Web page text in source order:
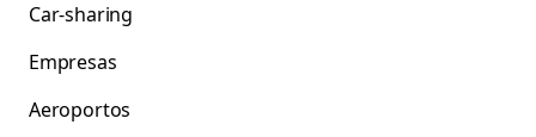
Car-sharing
Empresas
Aeroportos